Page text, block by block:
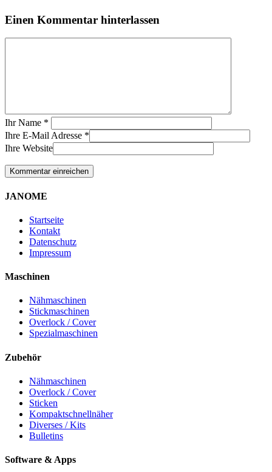
Einen Kommentar hinterlassen
Ihr Name *
Ihre E-Mail Adresse *
Ihre Website
JANOME
Startseite
Kontakt
Datenschutz
Impressum
Maschinen
Nähmaschinen
Stickmaschinen
Overlock / Cover
Spezialmaschinen
Zubehör
Nähmaschinen
Overlock / Cover
Sticken
Kompaktschnellnäher
Diverses / Kits
Bulletins
Software & Apps